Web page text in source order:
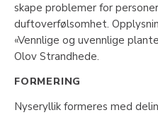
skape problemer for
duftoverfølsomhet.
«Vennlige og uvennlige
Olov Strandhede.
FORMERING
Nyseryllik formeres med